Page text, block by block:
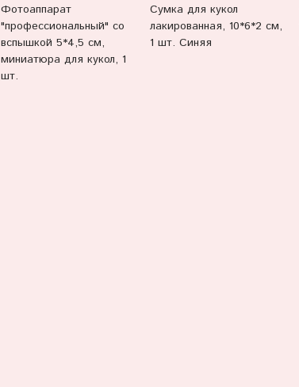
Фотоаппарат
"профессиональный" со
вспышкой 5*4,5 см,
миниатюра для кукол, 1
шт.
Сумка для кукол
лакированная, 10*6*2 см,
1 шт. Синяя